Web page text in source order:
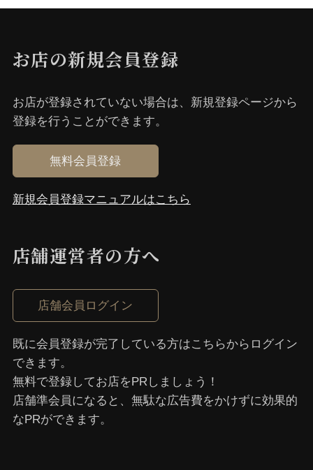
お店の新規会員登録
お店が登録されていない場合は、新規登録ページから
登録を⾏うことができます。
無料会員登録
新規会員登録マニュアルはこちら
店舗運営者の⽅へ
店舗会員ログイン
既に会員登録が完了している⽅はこちらからログイン
できます。
無料で登録してお店をPRしましょう！
店舗準会員になると、無駄な広告費をかけずに効果的
なPRができます。